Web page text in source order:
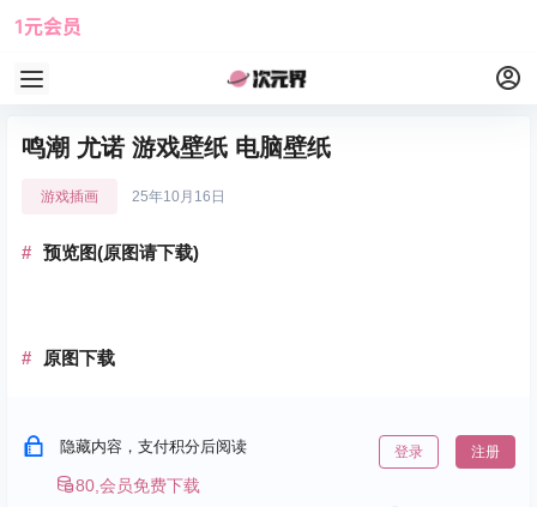
1元会员
鸣潮 尤诺 游戏壁纸 电脑壁纸
游戏插画 25年10月16日
预览图(原图请下载)
原图下载
隐藏内容，支付积分后阅读
80,会员免费下载
登录 注册